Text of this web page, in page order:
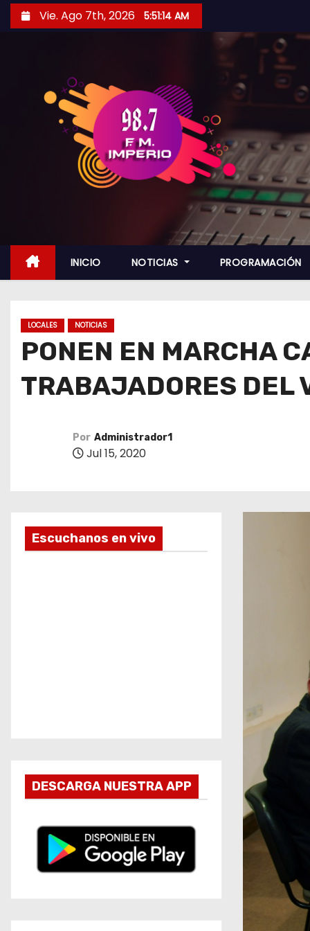
i
Vie. Ago 7th, 2026 5:51:16 AM
INICIO NOTICIAS PROGRAMACIÓN
LOCALES NOTICIAS
PONEN EN MARCHA
TRABAJADORES DEL
Por Administrador1
Jul 15, 2020
Escuchanos en vivo
DESCARGA NUESTRA APP